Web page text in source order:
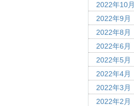
2022年10月
2022年9月
2022年8月
2022年6月
2022年5月
2022年4月
2022年3月
2022年2月